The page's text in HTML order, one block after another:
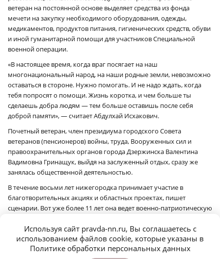
ветеран на постоянной основе выделяет средства из фонда
мечети на закупку необходимого оборудования, одежды,
медикаментов, продуктов питания, гигиенических средств, обуви
и иной гуманитарной помощи для участников Специальной
военной операции.
«В настоящее время, когда враг посягает на наш
многонациональный народ, на наши родные земли, невозможно
оставаться в стороне. Нужно помогать. И не надо ждать, когда
тебя попросят о помощи. Жизнь коротка, и чем больше ты
сделаешь добра людям — тем больше оставишь после себя
доброй памяти», — считает Абдулхай Исхакович.
Почетный ветеран, член президиума городского Совета
ветеранов (пенсионеров) войны, труда, Вооруженных сил и
правоохранительных органов города Дзержинска Валентина
Вадимовна Гринащук, выйдя на заслуженный отдых, сразу же
занялась общественной деятельностью.
В течение восьми лет нижегородка принимает участие в
благотворительных акциях и областных проектах, пишет
сценарии. Вот уже более 11 лет она ведет военно-патриотическую
является фотокорреспондентом в своей ветеранской
организации.
«Секрет моего долголетия — в активной жизненной позиции. Без
Используя сайт pravda-nn.ru, Вы соглашаетесь с
использованием файлов cookie, которые указаны в
Политике обработки персональных данных